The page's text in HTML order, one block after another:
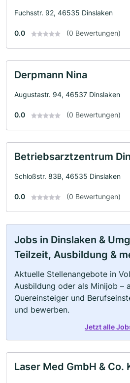
Fuchsstr. 92, 46535 Dinslaken
0.0 (0 Bewertungen)
Derpmann Nina
Augustastr. 94, 46537 Dinslaken
0.0 (0 Bewertungen)
Betriebsarztzentrum
Schloßstr. 83B, 46535 Dinslaken
0.0 (0 Bewertungen)
Jobs in Dinslaken &
Teilzeit, Ausbildung &
Aktuelle Stellenangebote in
Ausbildung oder als Minijob –
Quereinsteiger und
und bewerben.
Jetzt alle
Laser Med GmbH & Co.